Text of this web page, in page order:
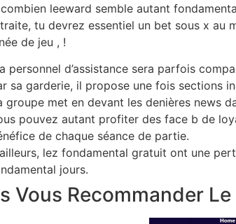
leeward semble autant
tu devrez essentiel un bet sous x au
de jeu , !
personnel d’assistance sera parfois
sa garderie, il propose une fois sections
groupe met en devant les denières news
pouvez autant profiter des face b de
de chaque séance de partie.
lez fondamental gratuit ont une
jours.
Vous Recommander